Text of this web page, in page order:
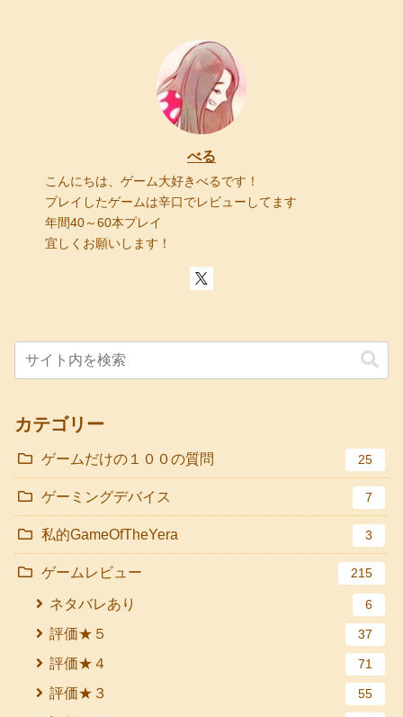
べる
こんにちは、ゲーム大好きべるです！
プレイしたゲームは辛口でレビューしてます
年間40～60本プレイ
宜しくお願いします！
カテゴリー
ゲームだけの１００の質問 25
ゲーミングデバイス 7
私的GameOfTheYera 3
ゲームレビュー 215
ネタバレあり 6
評価★５ 37
評価★４ 71
評価★３ 55